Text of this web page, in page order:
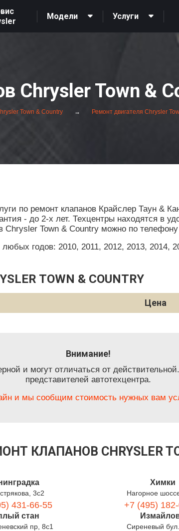
Модели Услуги
Chrysler Town &
Town & Country Ремонт двигателя Chrysler
по ремонт клапанов Крайслер Таун &
- до 2-х лет. Техцентры находятся в
Town & Country можно по
годов: 2010, 2011, 2012, 2013, 2014,
TOWN & COUNTRY
Цена
Внимание!
и могут отличаться от
представителей автотехцентра.
и мы сообщим стоимость нужных вам
КЛАПАНОВ CHRYSLER
3с2
431-66-55
Химки
Нагорное
+7 (495)
стан
пр, 8с1 Сиреневый